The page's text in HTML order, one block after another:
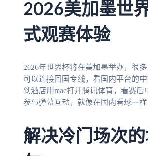
2026美加墨世
式观赛体验
2026年世界杯将在美加墨举办，很
可以连接回国专线，看国内平台的
到酒店用mac打开腾讯体育，看赛
参与弹幕互动，就像在国内看球一样
解决冷门场次